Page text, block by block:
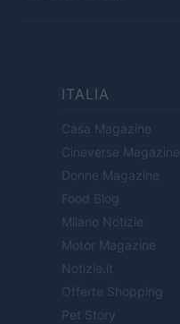
ITALIA
Casa Magazine
Cineverse Magazine
Donne Magazine
Food Blog
Milano Notizie
Motor Magazine
Notizie.it
Offerte Shopping
Pet Story